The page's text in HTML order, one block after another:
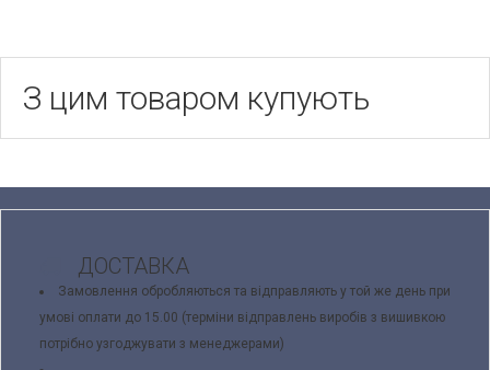
З цим товаром купують
ДОСТАВКА
Замовлення обробляються та відправляють у той же день при
умові оплати до 15.00 (терміни відправлень виробів з вишивкою
потрібно узгоджувати з менеджерами)